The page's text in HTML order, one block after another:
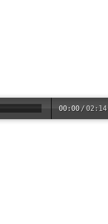
00:00 /02:14